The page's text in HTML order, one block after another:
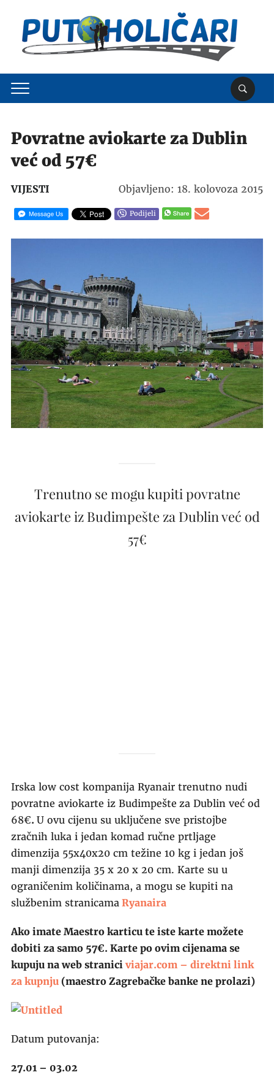
Povratne aviokarte za Dublin
već od 57€
Objavljeno: 18. kolovoza 2015
VIJESTI
Podijeli
Trenutno se mogu kupiti povratne
aviokarte iz Budimpešte za Dublin već od
57€
Irska low cost kompanija Ryanair trenutno nudi
povratne aviokarte iz Budimpešte za Dublin već od
68€. U ovu cijenu su uključene sve pristojbe
zračnih luka i jedan komad ručne prtljage
dimenzija 55x40x20 cm težine 10 kg i jedan još
manji dimenzija 35 x 20 x 20 cm. Karte su u
ograničenim količinama, a mogu se kupiti na
službenim stranicama Ryanaira
Ako imate Maestro karticu te iste karte možete
dobiti za samo 57€. Karte po ovim cijenama se
kupuju na web stranici viajar.com – direktni link
za kupnju(maestro Zagrebačke banke ne prolazi)
Datum putovanja:
27.01 – 03.02